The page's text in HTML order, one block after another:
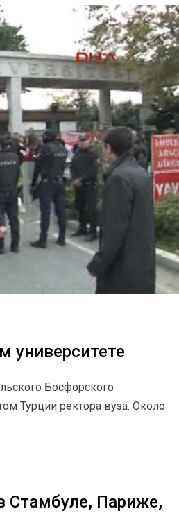
университете
Босфорского
Турции ректора вуза. Около
Стамбуле, Париже,